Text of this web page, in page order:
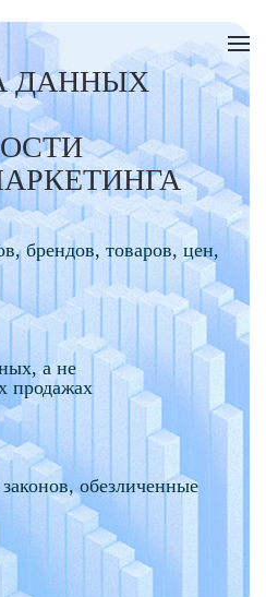
ДАННЫХ
брендов, товаров, цен,
а не
продажах
обезличенные